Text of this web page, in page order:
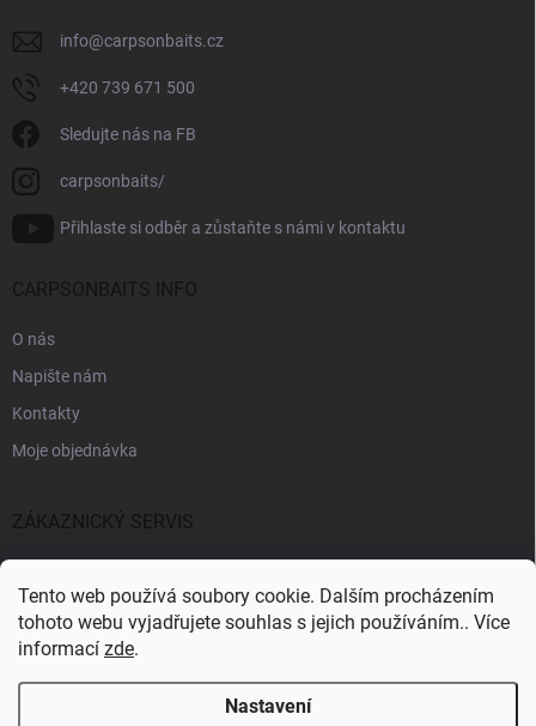
Tento web používá soubory cookie. Dalším procházením
tohoto webu vyjadřujete souhlas s jejich používáním.. Více
informací zde.
Nastavení
info@carpsonbaits.cz
+420 739 671 500
Sledujte nás na FB
carpsonbaits/
Přihlaste si odběr a zůstaňte s námi v kontaktu
CARPSONBAITS INFO
O nás
Napište nám
Kontakty
Moje objednávka
ZÁKAZNICKÝ SERVIS
Obchodní podmínky
Informace k GDPR